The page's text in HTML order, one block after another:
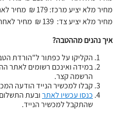
מחיר מלא יציע מרכז: 179 ₪ מחיר לאחר הנחה: 119 ₪
מחיר מלא יציע צד: 139 ₪ מחיר לאחר הנחה: 79 ₪
איך נהנים מההטבה?
הקליקו על כפתור ל"הורדת
במידה ואינכם רשומים לאתר
הרשמה קצר.
קבלו למכשיר הנייד הודעה
כנסו עכשיו לאתרובעת
שהתקבל למכשיר הנייד.